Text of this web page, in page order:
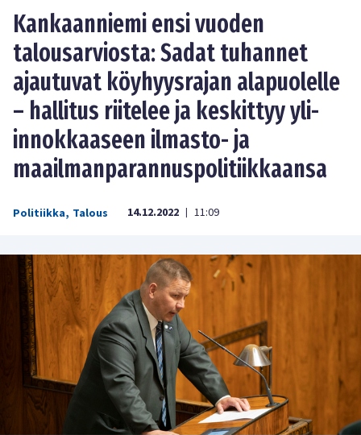
Kankaanniemi ensi vuoden
talousarviosta: Sadat tuhannet
ajautuvat köyhyysrajan alapuolelle
– hallitus riitelee ja keskittyy yli-
innokkaaseen ilmasto- ja
maailmanparannuspolitiikkaansa
Politiikka, Talous 14.12.2022 | 11:09